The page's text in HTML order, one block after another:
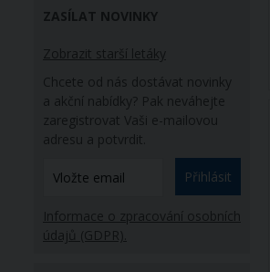
ZASÍLAT NOVINKY
Zobrazit starší letáky
Chcete od nás dostávat novinky
a akční nabídky? Pak neváhejte
zaregistrovat Vaši e-mailovou
adresu a potvrdit.
Přihlásit
Informace o zpracování osobních
údajů (GDPR).